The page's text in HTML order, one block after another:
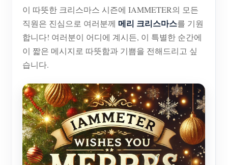
셀프 호스팅 서비스
EV 충전기
IAMMETER 시뮬레이터
에너지 예측 및 시뮬레이션 시스템
애플리케이션
태양광 PV 시스템 에너지 모니터
전기 사용량 모니터
스토어
리소스
이 따뜻한 크리스마스 시즌에 IAMMETER의 모든
직원은 진심으로 여러분께 메리 크리스마스를 기원
합니다! 여러분이 어디에 계시든, 이 특별한 순간에
이 짧은 메시지로 따뜻함과 기쁨을 전해드리고 싶
습니다.